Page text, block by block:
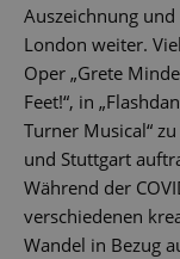
Auszeichnung
London weiter.
Oper „Grete
Feet!“, in
Turner Musical“
und Stuttgart
Während der
verschiedenen
Wandel in Bezug